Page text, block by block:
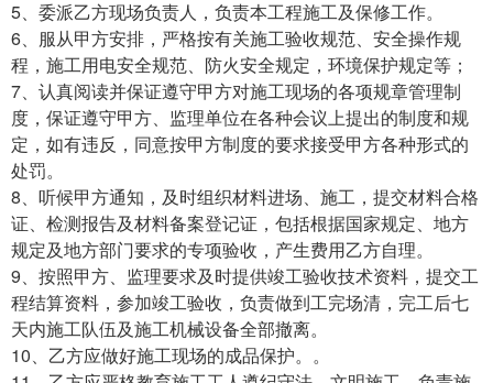
5、委派乙方现场负责人，负责本工程施工及保修工作。
6、服从甲方安排，严格按有关施工验收规范、安全操作规
程，施工用电安全规范、防火安全规定，环境保护规定等；
7、认真阅读并保证遵守甲方对施工现场的各项规章管理制
度，保证遵守甲方、监理单位在各种会议上提出的制度和规
定，如有违反，同意按甲方制度的要求接受甲方各种形式的
处罚。
8、听候甲方通知，及时组织材料进场、施工，提交材料合格
证、检测报告及材料备案登记证，包括根据国家规定、地方
规定及地方部门要求的专项验收，产生费用乙方自理。
9、按照甲方、监理要求及时提供竣工验收技术资料，提交工
程结算资料，参加竣工验收，负责做到工完场清，完工后七
天内施工队伍及施工机械设备全部撤离。
10、乙方应做好施工现场的成品保护。。